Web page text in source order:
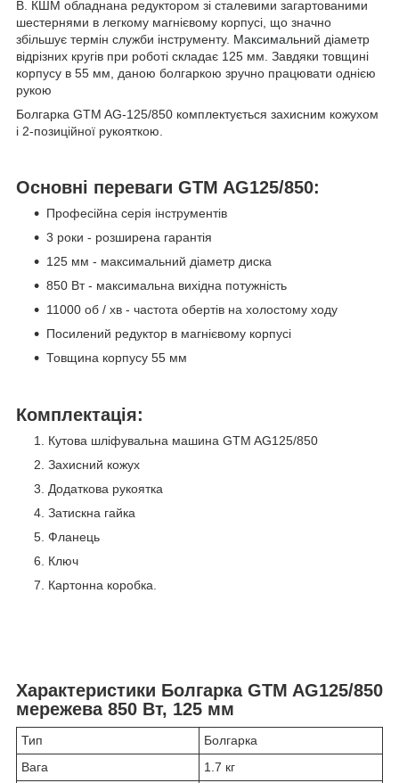
В. КШМ обладнана редуктором зі сталевими загартованими
шестернями в легкому магнієвому корпусі, що значно
збільшує термін служби інструменту. Максимальний діаметр
відрізних кругів при роботі складає 125 мм. Завдяки товщині
корпусу в 55 мм, даною болгаркою зручно працювати однією
рукою
Болгарка GTM AG-125/850 комплектується захисним кожухом
і 2-позиційної рукояткою.
Основні переваги GTM AG125/850:
Професійна серія інструментів
3 роки - розширена гарантія
125 мм - максимальний діаметр диска
850 Вт - максимальна вихідна потужність
11000 об / хв - частота обертів на холостому ходу
Посилений редуктор в магнієвому корпусі
Товщина корпусу 55 мм
Комплектація:
Кутова шліфувальна машина GTM AG125/850
Захисний кожух
Додаткова рукоятка
Затискна гайка
Фланець
Ключ
Картонна коробка.
Характеристики Болгарка GTM AG125/850
мережева 850 Вт, 125 мм
Тип
Болгарка
Вага
1.7 кг